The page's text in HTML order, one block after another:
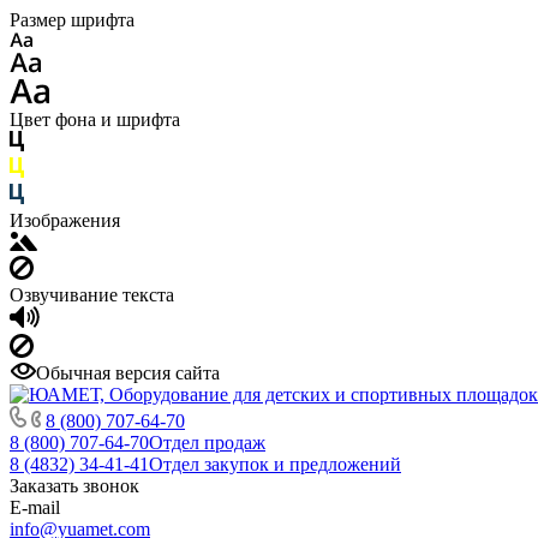
Размер шрифта
Цвет фона и шрифта
Изображения
Озвучивание текста
Обычная версия сайта
8 (800) 707-64-70
8 (800) 707-64-70Отдел продаж
8 (4832) 34-41-41Отдел закупок и предложений
Заказать звонок
E-mail
info@yuamet.com